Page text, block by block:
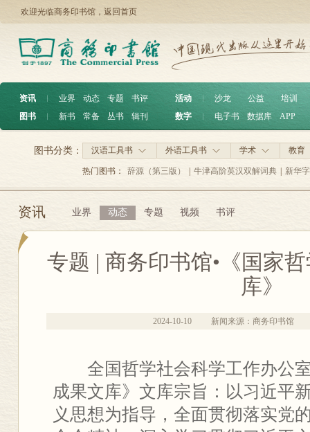
欢迎光临商务印书馆， 返回首页
资讯 ︱ 业界 动态 专题
书评
图书
︱ 新书 常备 丛书 辑刊
活动 沙龙 公益
培训
数字
电子书 数据库 APP
汉语工具书 外语工具书 学术 教育
图书分类：
热门图书： 辞源（第三版） 牛津高阶英汉双解词典 新华
资讯 业界 动态 专题 视频 书评
专题 | 商务印书馆•《国家
库》
2024-10-10 新闻来源：商务印书馆
全国哲学社会科学工作办公室
成果文库》文库宗旨：以习近平
义思想为指导，全面贯彻落实党